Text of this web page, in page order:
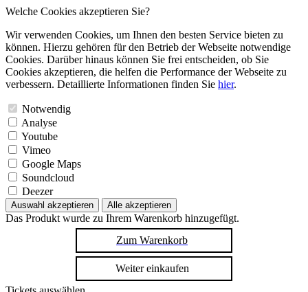
Welche Cookies akzeptieren Sie?
Wir verwenden Cookies, um Ihnen den besten Service bieten zu
können. Hierzu gehören für den Betrieb der Webseite notwendige
Cookies. Darüber hinaus können Sie frei entscheiden, ob Sie
Cookies akzeptieren, die helfen die Performance der Webseite zu
verbessern. Detaillierte Informationen finden Sie hier.
Notwendig
Analyse
Youtube
Vimeo
Google Maps
Soundcloud
Deezer
Auswahl akzeptieren Alle akzeptieren
Das Produkt wurde zu Ihrem Warenkorb hinzugefügt.
Zum Warenkorb
Weiter einkaufen